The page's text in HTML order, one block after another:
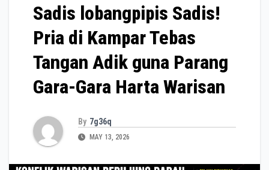
Sadis lobangpipis Sadis!
Pria di Kampar Tebas
Tangan Adik guna Parang
Gara-Gara Harta Warisan
By 7g36q
MAY 13, 2026